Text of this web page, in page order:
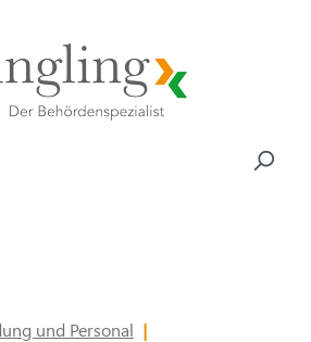
und Personal |